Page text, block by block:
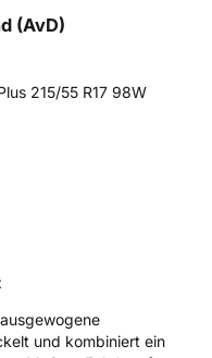
(AvD)
215/55 R17 98W
und kombiniert ein